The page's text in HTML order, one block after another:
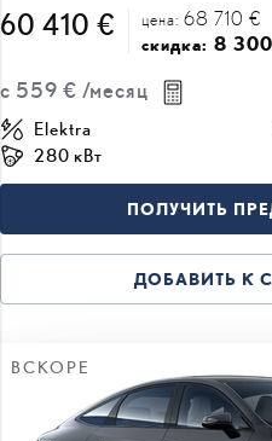
60 410 € цена: 68 710 €
скидка: 8
с 559 € /месяц
Elektra
280 кВт
ПОЛУЧИТЬ
ДОБАВИТЬ К
ВСКОРЕ